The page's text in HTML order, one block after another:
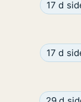
Ca. 245
17 d
Ca. 110
17 d